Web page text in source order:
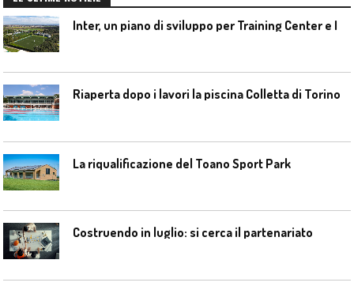
Riaperta dopo i lavori la piscina Colletta di Torino
La riqualificazione del Toano Sport Park
Costruendo in luglio: si cerca il partenariato